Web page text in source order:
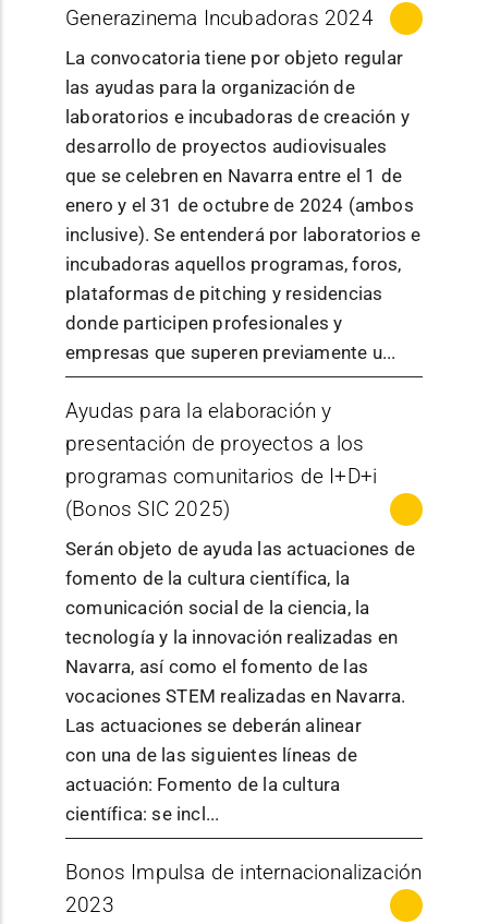
Descripción
festivales,
mercados,
ferias y
eventos
profesionale
s de
cinematograf
ía y
audiovisual,
que cuenten
con
invitación
previa:
15.000
euros.La
cuantía de
límite
señalado en
la base 3.1., y
no podrá ser,
en ningún
caso,
superior al
70% del
presupuesto
máximo de
personalidad
jurídica propia y
domicilio fiscal
en España, y
desarrollen un
proyecto de I+D
en España. Se
consideran
empresas todas
aquellas
sociedades que
se hayan
conforme a la
Sociedades de
Capital
responsabilidad
limitada,
sociedad
anónima y
sociedad
comanditaria por
acciones).
Asimismo, se
considerarán a
como empresas
aquellas
Publicación
/ normativa
Información de la
convocatoria
Órgano
convocante
MINISTERIO DE
INDUSTRIA,
COMERCIO Y
TURISMO -
FUNDACIÓN EOI,
Objeto,
modalidad y
individualizada
de las ayudas
El objeto es
un
programa
de
asesoramie
nto
especializa
do y
personaliza
do cuyo
ofrecer un
análisis de
MÁS INFORMACIÓN
Generazinema Incubadoras 2024
La convocatoria tiene por objeto regular
las ayudas para la organización de
laboratorios e incubadoras de creación y
desarrollo de proyectos audiovisuales
que se celebren en Navarra entre el 1 de
enero y el 31 de octubre de 2024 (ambos
inclusive). Se entenderá por laboratorios e
incubadoras aquellos programas, foros,
plataformas de pitching y residencias
donde participen profesionales y
empresas que superen previamente u...
Publicación
/ normativa
Información de la
convocatoria
Órgano
convocante
Navarra - Sección
de Proyectos
Audiovisuales y
Digitales
La
convocatori
a tiene por
ayudas para
MÁS INFORMACIÓN
Ayudas para la elaboración y
presentación de proyectos a los
programas comunitarios de I+D+i
(Bonos SIC 2025)
Serán objeto de ayuda las actuaciones de
fomento de la cultura científica, la
comunicación social de la ciencia, la
tecnología y la innovación realizadas en
Navarra, así como el fomento de las
vocaciones STEM realizadas en Navarra.
Las actuaciones se deberán alinear
con una de las siguientes líneas de
actuación: Fomento de la cultura
científica: se incl...
Publicación
/ normativa
Información de la
MÁS INFORMACIÓN
Bonos Impulsa de internacionalización
2023